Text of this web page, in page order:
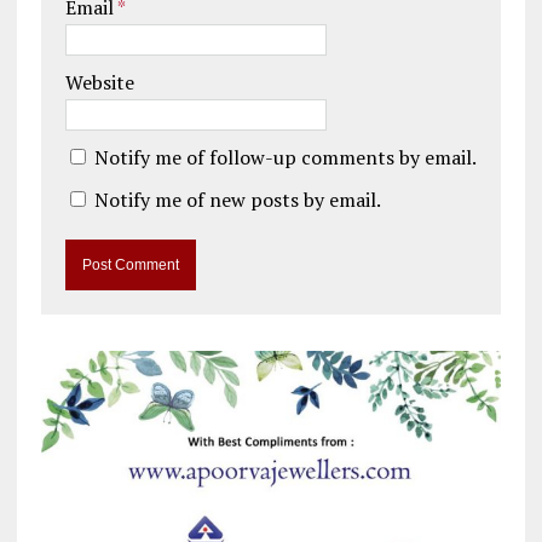
Email*
Website
Notify me of follow-up comments by email.
Notify me of new posts by email.
t
e
r